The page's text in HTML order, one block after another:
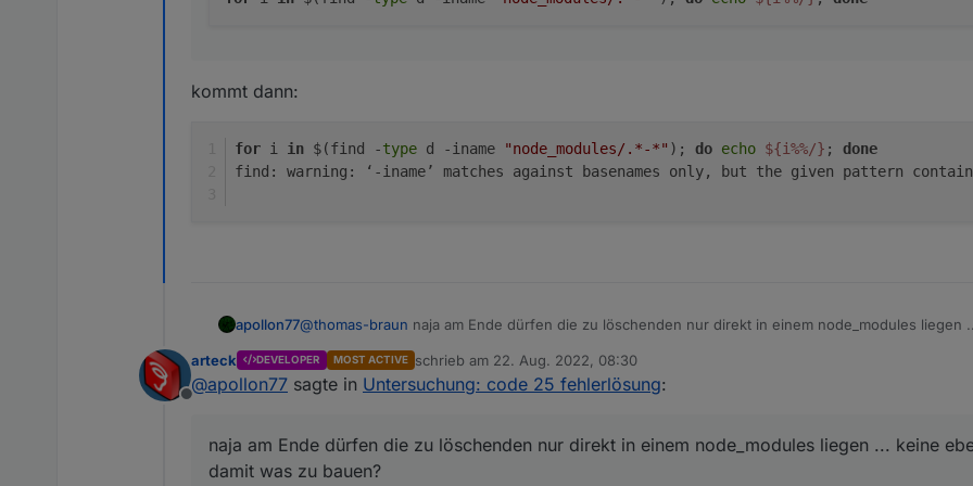
kommt dann:
for i in $(find -type d -iname "node_modules/.*-*" ); do echo ${i%%/} ; done
find: warning: ‘-iname’ matches against basenames only, but the given pattern
apollon77@thomas-braun naja am Ende dürfen die zu löschenden nur direkt in einem node_modules liegen
Offline
arteck DEVELOPER MOST ACTIVE schrieb am 22. Aug. 2022, 08:30
zuletzt editiert von
@apollon77 sagte in Untersuchung: code 25 fehlerlösung:
naja am Ende dürfen die zu löschenden nur direkt in einem node_modules liegen ... keine
damit was zu bauen?